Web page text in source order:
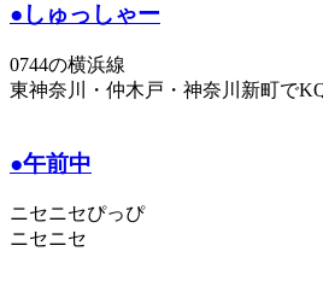
●しゅっしゃー
0744の横浜線
東神奈川・仲木戸・神奈川新町で
●午前中
ニセニセぴっぴ
ニセニセ